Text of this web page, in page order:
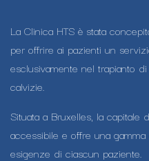
La Clinica HTS è stata
per offrire ai pazienti un
esclusivamente nel trapianto
calvizie.
Situata a Bruxelles, la capitale
accessibile e offre una
esigenze di ciascun paziente.